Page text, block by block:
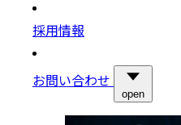
採用情報
お問い合わせ
open